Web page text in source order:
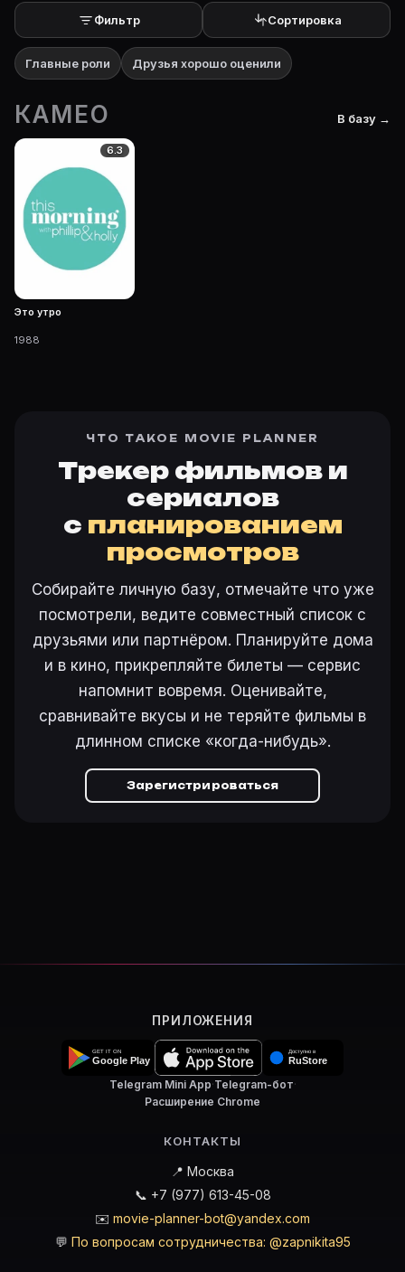
Фильтр Сортировка
Главные роли Друзья хорошо оценили
КАМЕО В базу →
6.3
Это утро
1988
ЧТО ТАКОЕ MOVIE PLANNER
Трекер фильмов и
сериалов
с планированием
просмотров
Собирайте личную базу, отмечайте что уже
посмотрели, ведите совместный список с
друзьями или партнёром. Планируйте дома
и в кино, прикрепляйте билеты — сервис
напомнит вовремя. Оценивайте,
сравнивайте вкусы и не теряйте фильмы в
длинном списке «когда-нибудь».
Зарегистрироваться
ПРИЛОЖЕНИЯ
Telegram Mini App·Telegram-бот·
Расширение Chrome
КОНТАКТЫ
📍 Москва
📞 +7 (977) 613-45-08
✉️ movie-planner-bot@yandex.com
💬 По вопросам сотрудничества: @zapnikita95